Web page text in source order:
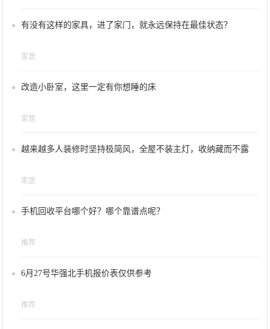
有没有这样的家具，进了家门，就永远保持在最佳状态？
家居
改造小卧室，这里一定有你想睡的床
家居
越来越多人装修时坚持极简风，全屋不装主灯，收纳藏而不露
家居
手机回收平台哪个好？哪个靠谱点呢？
推荐
6月27号华强北手机报价表仅供参考
推荐